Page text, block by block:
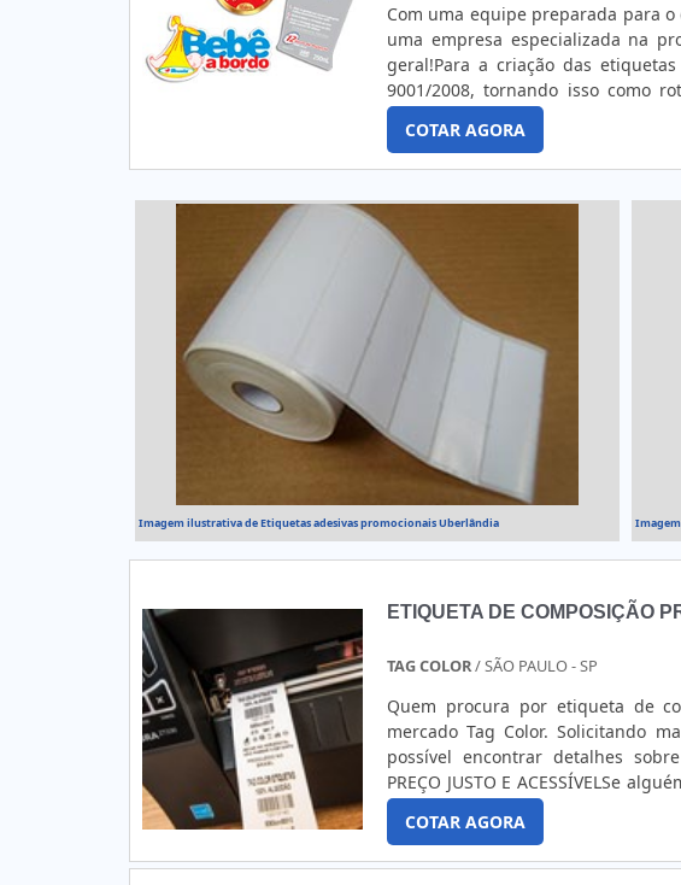
Com uma equipe preparada para
uma empresa especializada na
geral!Para a criação das
9001/2008, tornando isso como
atender todos seus clientes.Além
diversos produtos utilizando
Transparente e Metalizado;- PVC;-
saber mais sobre o produto ou
COTAR AGORA
Imagem ilustrativa de Etiquetas adesivas promocionais Uberlândia
ETIQUETA DE COMPOSIÇÃO
TAG COLOR/ SÃO PAULO - SP
Quem procura por etiqueta de
mercado Tag Color. Solicitando
possível encontrar detalhes
PREÇO JUSTO E ACESSÍVELSe
em uma empresa comprometida
especializada em rótulos e
melhor opção para o cliente
COTAR AGORA